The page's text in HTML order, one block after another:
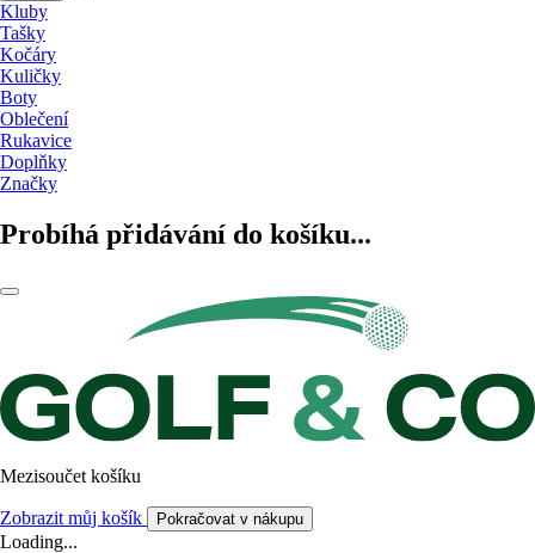
Kluby
Tašky
Kočáry
Kuličky
Boty
Oblečení
Rukavice
Doplňky
Značky
Probíhá přidávání do košíku...
Mezisoučet košíku
Zobrazit můj košík Pokračovat v nákupu
Loading...